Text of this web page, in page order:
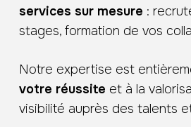
services sur mesure :
stages, formation de vos
Notre expertise est
votre réussite et à la
visibilité auprès des talents